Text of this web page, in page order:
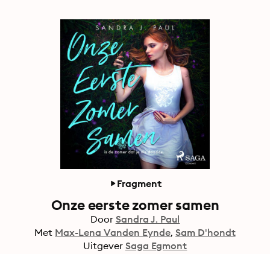
Fragment
Onze eerste zomer samen
Door Sandra J. Paul
Met Max-Lena Vanden Eynde Sam D'hondt
Uitgever Saga Egmont